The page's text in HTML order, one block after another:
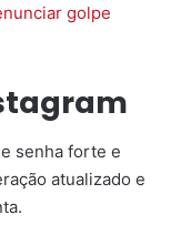
golpe
senha forte e
atualizado e